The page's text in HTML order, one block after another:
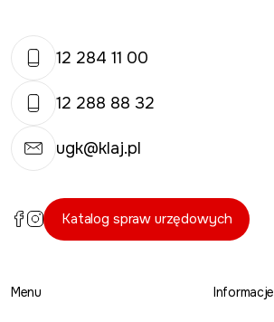
12 284 11 00
12 288 88 32
ugk@klaj.pl
Katalog spraw urzędowych
Menu Informacje